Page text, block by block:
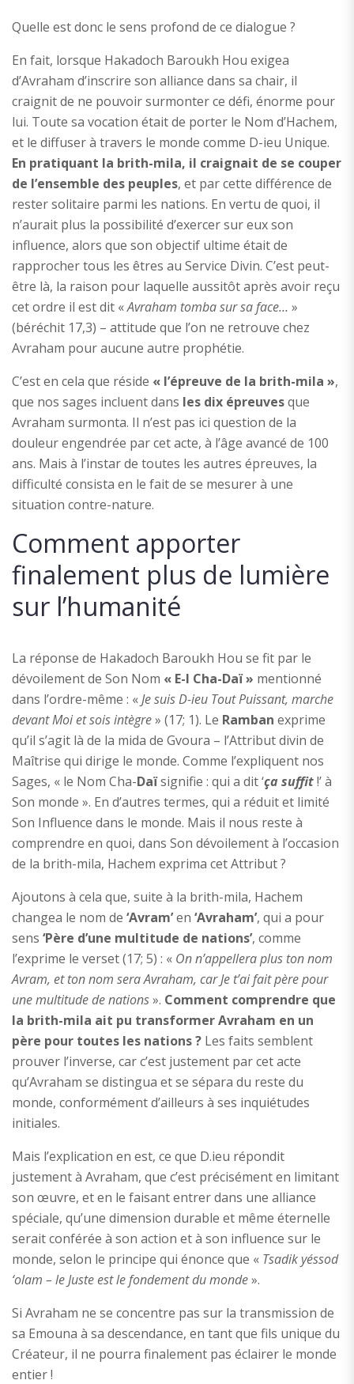
Quelle est donc le sens profond de ce dialogue ?
En fait, lorsque Hakadoch Baroukh Hou exigea
d’Avraham d’inscrire son alliance dans sa chair, il
craignit de ne pouvoir surmonter ce défi, énorme pour
lui. Toute sa vocation était de porter le Nom d’Hachem,
et le diffuser à travers le monde comme D-ieu Unique.
En pratiquant la brith-mila, il craignait de se couper
de l’ensemble des peuples, et par cette différence de
rester solitaire parmi les nations. En vertu de quoi, il
n’aurait plus la possibilité d’exercer sur eux son
influence, alors que son objectif ultime était de
rapprocher tous les êtres au Service Divin. C’est peut-
être là, la raison pour laquelle aussitôt après avoir reçu
cet ordre il est dit «Avraham tomba sur sa face… »
(béréchit 17,3) – attitude que l’on ne retrouve chez
Avraham pour aucune autre prophétie.
C’est en cela que réside « l’épreuve de la brith-mila »,
que nos sages incluent dans les dix épreuvesque
Avraham surmonta. Il n’est pas ici question de la
douleur engendrée par cet acte, à l’âge avancé de 100
ans. Mais à l’instar de toutes les autres épreuves, la
difficulté consista en le fait de se mesurer à une
situation contre-nature.
Comment apporter
finalement plus de lumière
sur l’humanité
La réponse de Hakadoch Baroukh Hou se fit par le
dévoilement de Son Nom « E-l Cha-Daï » mentionné
dans l’ordre-même : «Je suis D-ieu Tout Puissant, marche
devant Moi et sois intègre» (17; 1). Le Ramban exprime
qu’il s’agit là de la mida de Gvoura – l’Attribut divin de
Maîtrise qui dirige le monde. Comme l’expliquent nos
Sages, « le Nom Cha-Daïsignifie : qui a dit ‘ça suffit!’ à
Son monde ». En d’autres termes, qui a réduit et limité
Son Influence dans le monde. Mais il nous reste à
comprendre en quoi, dans Son dévoilement à l’occasion
de la brith-mila, Hachem exprima cet Attribut ?
Ajoutons à cela que, suite à la brith-mila, Hachem
changea le nom de ‘Avram’en ‘Avraham’, qui a pour
sens ‘Père d’une multitude de nations’, comme
l’exprime le verset (17; 5) : « On n’appellera plus ton nom
Avram, et ton nom sera Avraham, car Je t’ai fait père pour
une multitude de nations». Comment comprendre que
la brith-mila ait pu transformer Avraham en un
père pour toutes les nations ? Les faits semblent
prouver l’inverse, car c’est justement par cet acte
qu’Avraham se distingua et se sépara du reste du
monde, conformément d’ailleurs à ses inquiétudes
initiales.
Mais l’explication en est, ce que D.ieu répondit
justement à Avraham, que c’est précisément en limitant
son œuvre, et en le faisant entrer dans une alliance
spéciale, qu’une dimension durable et même éternelle
serait conférée à son action et à son influence sur le
monde, selon le principe qui énonce que « Tsadik yéssod
‘olam – le Juste est le fondement du monde».
Si Avraham ne se concentre pas sur la transmission de
sa Emouna à sa descendance, en tant que fils unique du
Créateur, il ne pourra finalement pas éclairer le monde
entier !